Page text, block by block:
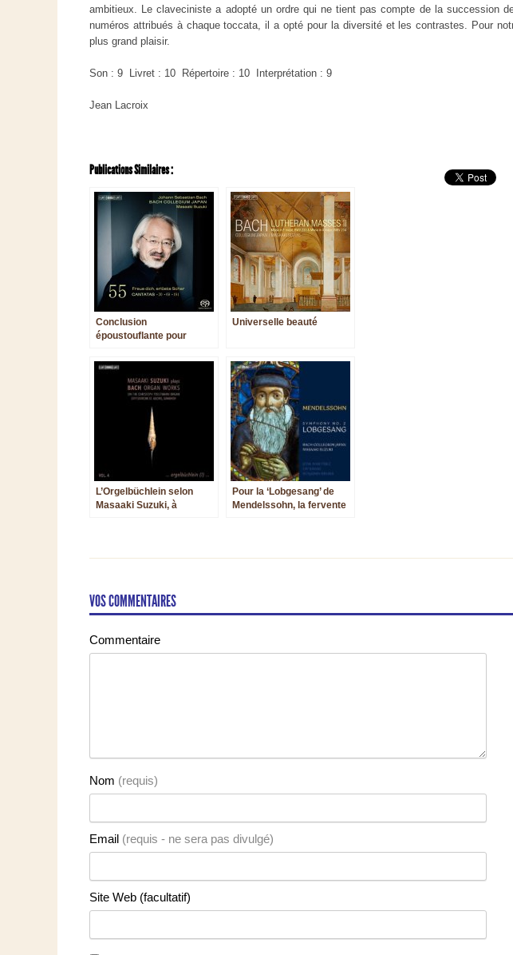
ambitieux. Le claveciniste a adopté un ordre qui ne tient pas compte de la succession
numéros attribués à chaque toccata, il a opté pour la diversité et les contrastes. Pour
plus grand plaisir.
Son : 9 Livret : 10 Répertoire : 10 Interprétation : 9
Jean Lacroix
Publications Similaires :
Conclusion
époustouflante pour
Collegium Japan !
Universelle beauté
L’Orgelbüchlein selon
Masaaki Suzuki, à
Pour la ‘Lobgesang’ de
Mendelssohn, la fervente
VOS COMMENTAIRES
Commentaire
Nom (requis)
Email (requis - ne sera pas divulgé)
Site Web (facultatif)